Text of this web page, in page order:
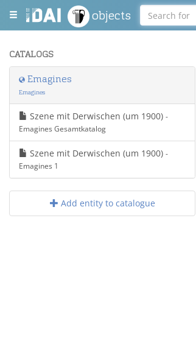
objects
CATALOGS
Emagines
Emagines
Szene mit Derwischen (um 1900) -
Emagines Gesamtkatalog
Szene mit Derwischen (um 1900) -
Emagines 1
Add entity to catalogue